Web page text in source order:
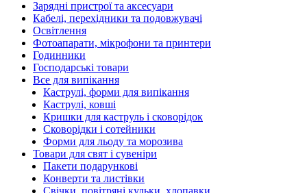
Зарядні пристрої та аксесуари
Кабелі, перехідники та подовжувачі
Освітлення
Фотоапарати, мікрофони та принтери
Годинники
Господарські товари
Все для випікання
Каструлі, форми для випікання
Каструлі, ковші
Кришки для каструль і сковорідок
Сковорідки і сотейники
Форми для льоду та морозива
Товари для свят і сувеніри
Пакети подарункові
Конверти та листівки
Свічки, повітряні кульки, хлопавки